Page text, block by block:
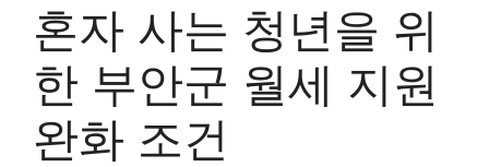
혼자 사는 청년을 위
한 부안군 월세 지원
완화 조건